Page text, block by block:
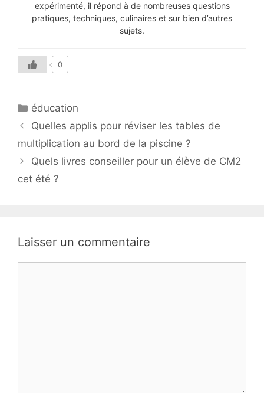
expérimenté, il répond à de nombreuses questions
pratiques, techniques, culinaires et sur bien d’autres
sujets.
0
Catégories
éducation
Quelles applis pour réviser les tables de
multiplication au bord de la piscine ?
Quels livres conseiller pour un élève de CM2
cet été ?
Laisser un commentaire